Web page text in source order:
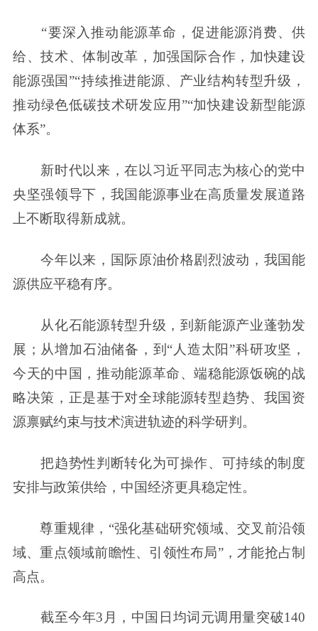
“要深入推动能源革命，促进能源消费、供
给、技术、体制改革，加强国际合作，加快建设
能源强国”“持续推进能源、产业结构转型升级，
推动绿色低碳技术研发应用”“加快建设新型能源
体系”。
新时代以来，在以习近平同志为核心的党中
央坚强领导下，我国能源事业在高质量发展道路
上不断取得新成就。
今年以来，国际原油价格剧烈波动，我国能
源供应平稳有序。
从化石能源转型升级，到新能源产业蓬勃发
展；从增加石油储备，到“人造太阳”科研攻坚，
今天的中国，推动能源革命、端稳能源饭碗的战
略决策，正是基于对全球能源转型趋势、我国资
源禀赋约束与技术演进轨迹的科学研判。
把趋势性判断转化为可操作、可持续的制度
安排与政策供给，中国经济更具稳定性。
尊重规律，“强化基础研究领域、交叉前沿领
域、重点领域前瞻性、引领性布局”，才能抢占制
高点。
截至今年3月，中国日均词元调用量突破140